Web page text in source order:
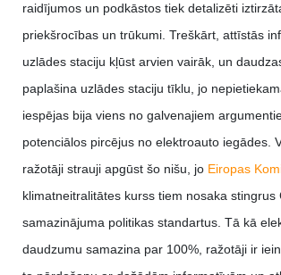
raidījumos un podkāstos tiek detalizēti
priekšrocības un trūkumi. Treškārt, attīstās
uzlādes staciju kļūst arvien vairāk, un
paplašina uzlādes staciju tīklu, jo
iespējas bija viens no galvenajiem
potenciālos pircējus no elektroauto iegādes.
ražotāji strauji apgūst šo nišu, jo Eiropas
klimatneitralitātes kurss tiem nosaka stingrus
samazinājuma politikas standartus. Tā kā
daudzumu samazina par 100%, ražotāji ir